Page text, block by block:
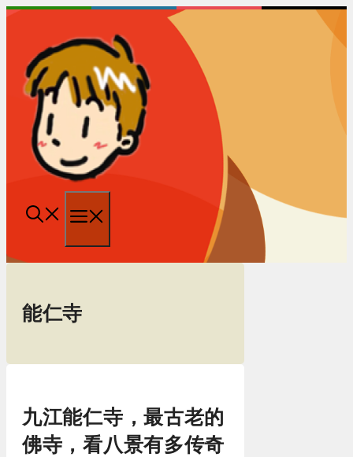
跳
单
能仁寺
九江能仁寺，最古老的
佛寺，看八景有多传奇